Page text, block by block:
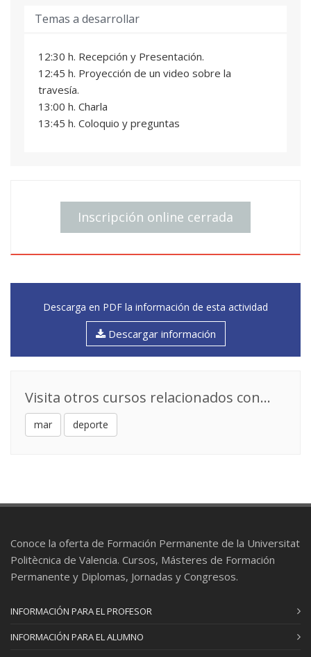
Temas a desarrollar
12:30 h. Recepción y Presentación.
12:45 h. Proyección de un video sobre la
travesía.
13:00 h. Charla
13:45 h. Coloquio y preguntas
Inscripción online cerrada
Descarga en PDF la información de esta actividad
Descargar información
Visita otros cursos relacionados con...
mar deporte
Conoce la oferta de Formación Permanente de la Universitat
Politècnica de Valencia. Cursos, Másteres de Formación
Permanente y Diplomas, Jornadas y Congresos.
INFORMACIÓN PARA EL PROFESOR
INFORMACIÓN PARA EL ALUMNO